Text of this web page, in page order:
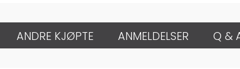
ANDRE KJØPTE ANMELDELSER Q &